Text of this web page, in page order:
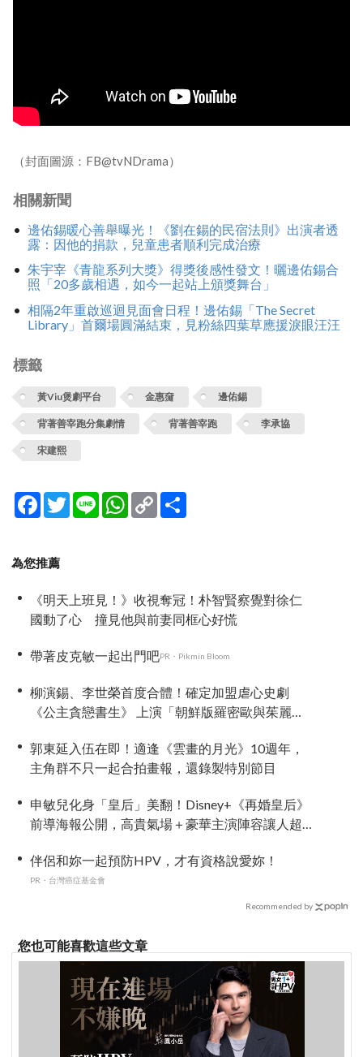
（封面圖源：FB@tvNDrama）
相關新聞
邊佑錫暖心善舉曝光！《劉在錫的民宿法則》出演者透
露：因他的捐款，兒童患者順利完成治療
朱宇宰《青龍系列大獎》得獎後感性發文！曬邊佑錫合
照「20多歲相遇，如今一起站上頒獎舞台」
相隔2年重啟巡迴見面會日程！邊佑錫「The Secret
Library」首爾場圓滿結束，見粉絲四葉草應援淚眼汪汪
標籤
黃Viu煲劇平台 金惠奫 邊佑錫
背著善宰跑分集劇情 背著善宰跑 李承協
宋建熙
Facebook
TwitterLine WhatsApp
Copy
Link
為您推薦
《明天上班見！》收視奪冠！朴智賢察覺對徐仁
國動了心 撞見他與前妻同框心好慌
帶著皮克敏一起出門吧PR・Pikmin Bloom
柳演錫、李世榮首度合體！確定加盟虐心史劇
《公主貪戀書生》 上演「朝鮮版羅密歐與茱麗
郭東延入伍在即！適逢《雲畫的月光》10週年，
主角群不只一起合拍畫報，還錄製特別節目
申敏兒化身「皇后」美翻！Disney+《再婚皇后》
前導海報公開，高貴氣場＋豪華主演陣容讓人超
伴侶和妳一起預防HPV，才有資格說愛妳！
PR・台灣癌症基金會
Recommended by
您也可能喜歡這些文章